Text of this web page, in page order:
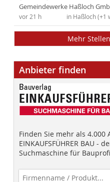
Gemeindewerke Haßloch
in Haßloch (+1
vor 21 h
Mehr Stellen
Anbieter finden
Finden Sie mehr als 4.000
EINKAUFSFÜHRER BAU -
Suchmaschine für